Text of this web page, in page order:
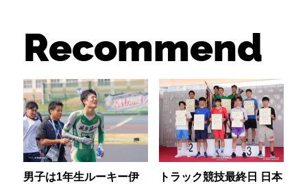
Recommend
男子は1年生ルーキー伊
トラック競技最終日 日本